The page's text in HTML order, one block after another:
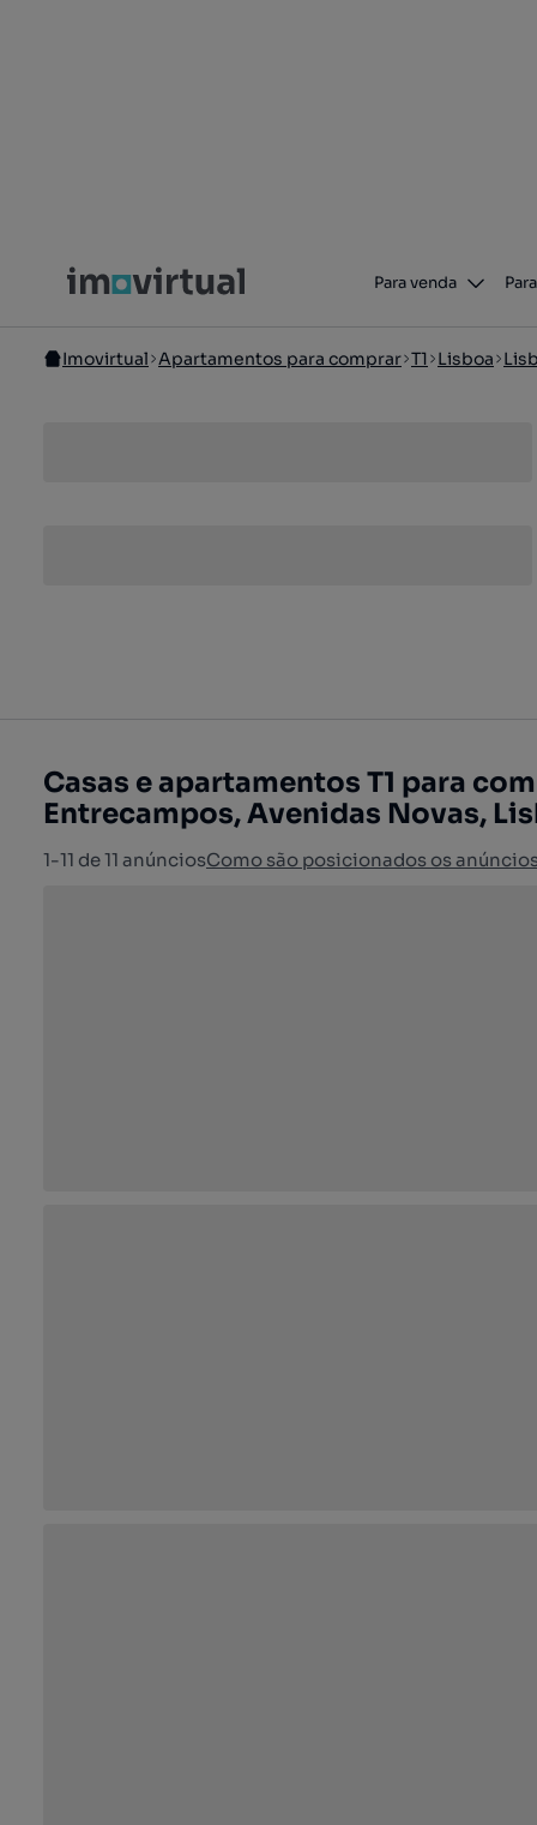
Para venda
Imovirtual Apartamentos para comprar T1 Lisboa
Casas e apartamentos T1 para
Entrecampos, Avenidas Novas,
1-11 de 11 anúnciosComo são posicionados os